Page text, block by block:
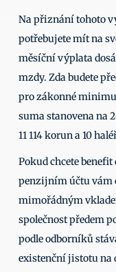
Na přiznání tohoto
potřebujete mít na
měsíční výplata
mzdy. Zda budete
pro zákonné
suma stanovena na
11 114 korun a 10
Pokud chcete
penzijním účtu vám
mimořádným
společnost předem
podle odborníků
existenční jistotu na